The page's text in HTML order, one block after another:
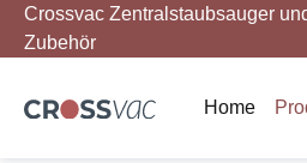
Hauptinhalt springen
Zur Suche springen
Zur Hauptnavigation springen
Crossvac Zentralstaubsauger
Zubehör
Home